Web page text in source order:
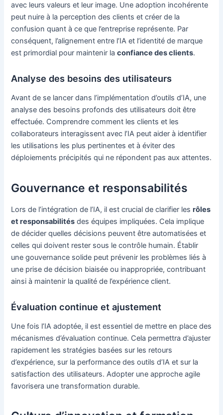
avec leurs valeurs et leur image. Une adoption incohérente
peut nuire à la perception des clients et créer de la
confusion quant à ce que l’entreprise représente. Par
conséquent, l’alignement entre l’IA et l’identité de marque
est primordial pour maintenir laconfiance des clients.
Analyse des besoins des utilisateurs
Avant de se lancer dans l’implémentation d’outils d’IA, une
analyse des besoins profonds des utilisateurs doit être
effectuée. Comprendre comment les clients et les
collaborateurs interagissent avec l’IA peut aider à identifier
les utilisations les plus pertinentes et à éviter des
déploiements précipités qui ne répondent pas aux attentes.
Gouvernance et responsabilités
Lors de l’intégration de l’IA, il est crucial de clarifier lesrôles
et responsabilités des équipes impliquées. Cela implique
de décider quelles décisions peuvent être automatisées et
celles qui doivent rester sous le contrôle humain. Établir
une gouvernance solide peut prévenir les problèmes liés à
une prise de décision biaisée ou inappropriée, contribuant
ainsi à maintenir la qualité de l’expérience client.
Évaluation continue et ajustement
Une fois l’IA adoptée, il est essentiel de mettre en place des
mécanismes d’évaluation continue. Cela permettra d’ajuster
rapidement les stratégies basées sur les retours
d’expérience, sur la performance des outils d’IA et sur la
satisfaction des utilisateurs. Adopter une approche agile
favorisera une transformation durable.